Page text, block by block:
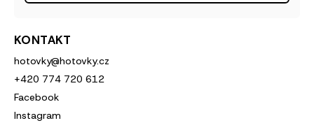
KONTAKT
hotovky@hotovky.cz
+420 774 720 612
Facebook
Instagram